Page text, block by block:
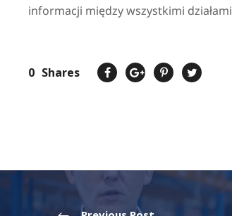
informacji między wszystkimi
0 Shares